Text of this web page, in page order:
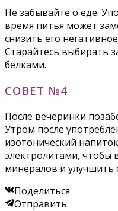
Не забывайте о еде.
время питья может
снизить его
Старайтесь выбирать
белками.
СОВЕТ №4
После вечеринки
Утром после
изотонический
электролитами, чтобы
минералов и улучшить
Поделиться
Отправить